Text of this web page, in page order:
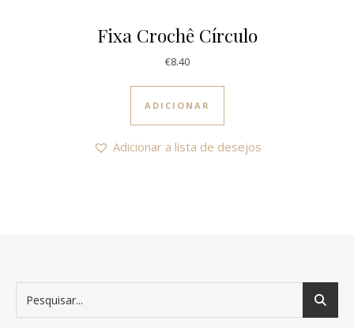
Fixa Crochê Círculo
€8.40
ADICIONAR
Adicionar a lista de desejos